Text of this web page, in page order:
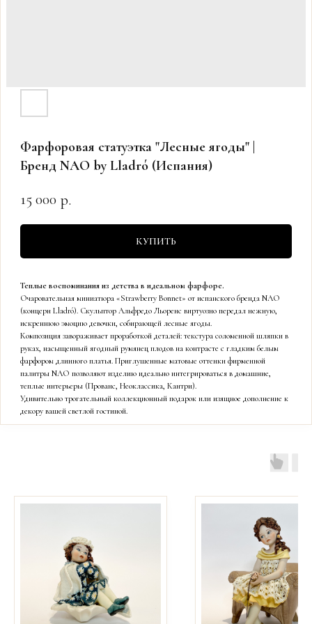
Фарфоровая статуэтка "Лесные ягоды" |
Бренд NAO by Lladró (Испания)
15 000 р.
КУПИТЬ
Теплые воспоминания из детства в идеальном фарфоре.
Очаровательная миниатюра «Strawberry Bonnet» от испанского бренда NAO
(концерн Lladró). Скульптор Альфредо Льоренс виртуозно передал нежную,
искреннюю эмоцию девочки, собирающей лесные ягоды.
Композиция завораживает проработкой деталей: текстура соломенной шляпки в
руках, насыщенный ягодный румянец плодов на контрасте с гладким белым
фарфором длинного платья. Приглушенные матовые оттенки фирменной
палитры NAO позволяют изделию идеально интегрироваться в домашние,
теплые интерьеры (Прованс, Неоклассика, Кантри).
Удивительно трогательный коллекционный подарок или изящное дополнение к
декору вашей светлой гостиной.